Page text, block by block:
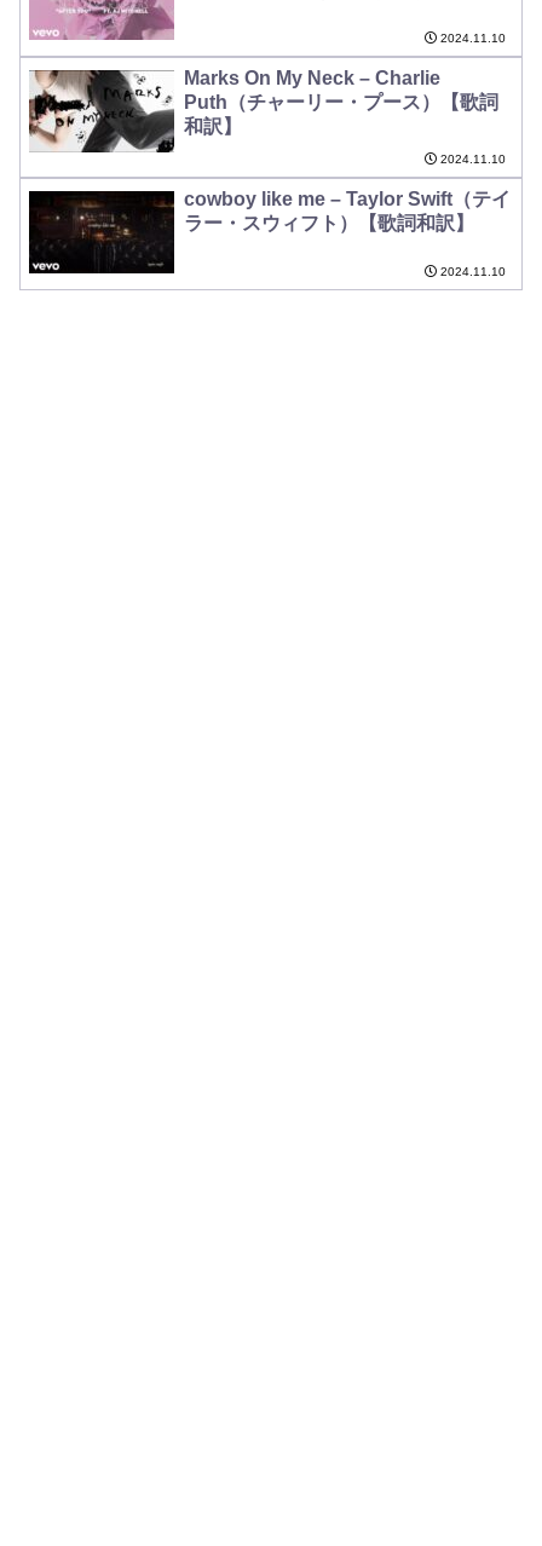
2024.11.10
Marks On My Neck – Charlie
Puth（チャーリー・プース）【歌詞
和訳】
2024.11.10
cowboy like me – Taylor Swift（テイ
ラー・スウィフト）【歌詞和訳】
2024.11.10